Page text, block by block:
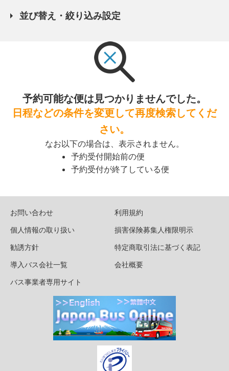
並び替え・絞り込み設定
予約可能な便は見つかりませんでした。
日程などの条件を変更して再度検索してくだ
さい。
なお以下の場合は、表示されません。
予約受付開始前の便
予約受付が終了している便
お問い合わせ
利用規約
個人情報の取り扱い
損害保険募集人権限明示
勧誘方針
特定商取引法に基づく表記
導入バス会社一覧
会社概要
バス事業者専用サイト